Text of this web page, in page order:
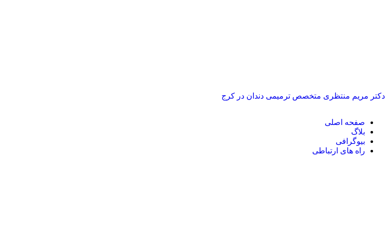
دکتر مریم منتظری متخصص ترمیمی دندان در کرج
صفحه اصلی
بلاگ
بیوگرافی
راه های ارتباطی